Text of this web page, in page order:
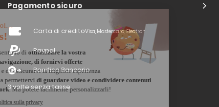
Pagamento sicuro
Carta di creditoVisa, Mastercard, Electron
Paypal
Bonifico Bancario
3 volte senza tasse